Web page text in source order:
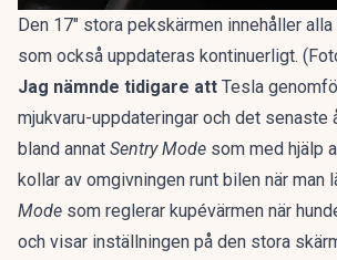
Den 17″ stora pekskärmen innehåller
som också uppdateras kontinuerligt.
Jag nämnde tidigare att Tesla
mjukvaru-uppdateringar och det senaste
bland annat Sentry Mode som med hjälp
kollar av omgivningen runt bilen när man
Mode som reglerar kupévärmen när
och visar inställningen på den stora